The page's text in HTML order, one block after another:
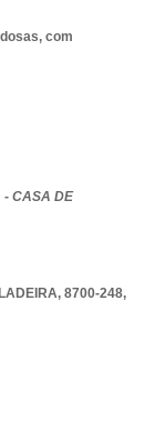
com
- CASA DE
8700-248,